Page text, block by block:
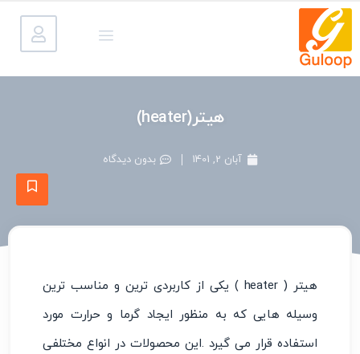
هیتر(heater)
آبان 2, 1401 بدون دیدگاه
هیتر ( heater ) یکی از کاربردی ترین و مناسب ترین
وسیله هایی که به منظور ایجاد گرما و حرارت مورد
استفاده قرار می گیرد .این محصولات در انواع مختلفی